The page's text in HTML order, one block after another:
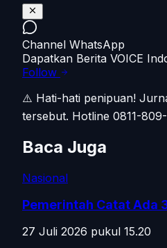
Channel WhatsApp
Dapatkan Berita VOICE
Follow
⚠️ Hati-hati penipuan!
tersebut. Hotline 0811-
Baca Juga
Nasional
Pemerintah Catat Ada
27 Juli 2026 pukul 15.20